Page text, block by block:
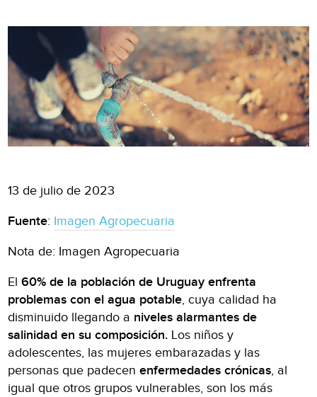
13 de julio de 2023
Fuente: Imagen Agropecuaria
Nota de: Imagen Agropecuaria
El60% de la población de Uruguay enfrenta
problemas con el agua potable, cuya calidad ha
disminuido llegando a niveles alarmantes de
salinidad en su composición. Los niños y
adolescentes, las mujeres embarazadas y las
personas que padecenenfermedades crónicas, al
igual que otros grupos vulnerables, son los más